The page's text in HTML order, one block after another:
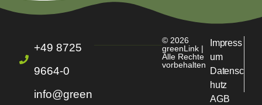
+49 8725
9664-0
info@green
© 2026
greenLink |
Alle Rechte
vorbehalten
Impress
um
Datensc
hutz
AGB